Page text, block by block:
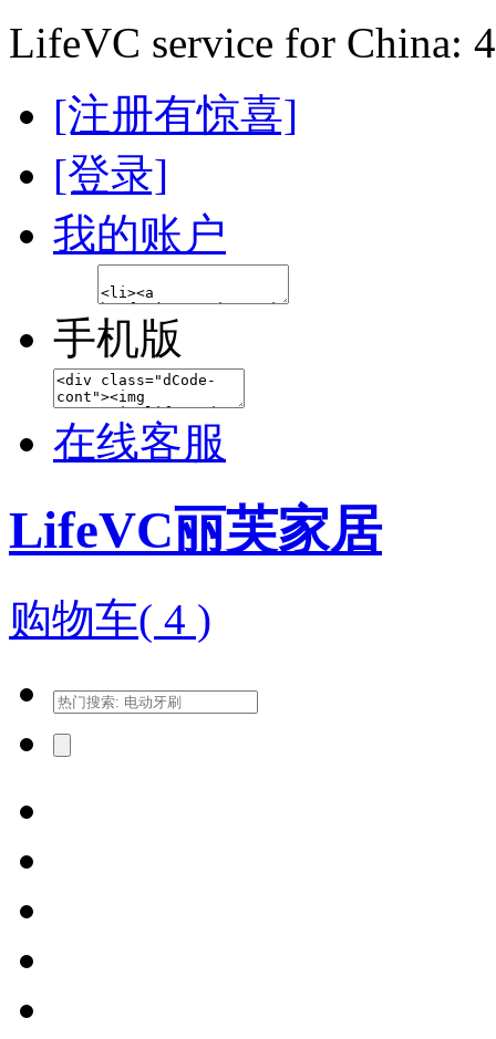
LifeVC service for China:
[注册有惊喜]
[登录]
我的账户
手机版
在线客服
LifeVC丽芙家居
购物车( 4 )